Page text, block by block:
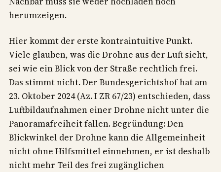
herumzeigen.
Hier kommt der erste kontraintuitive Punkt.
Viele glauben, was die Drohne aus der Luft sieht,
sei wie ein Blick von der Straße rechtlich frei.
Das stimmt nicht. Der Bundesgerichtshof hat am
23. Oktober 2024 (Az. I ZR 67/23) entschieden, dass
Luftbildaufnahmen einer Drohne nicht unter die
Panoramafreiheit fallen. Begründung: Den
Blickwinkel der Drohne kann die Allgemeinheit
nicht ohne Hilfsmittel einnehmen, er ist deshalb
nicht mehr Teil des frei zugänglichen